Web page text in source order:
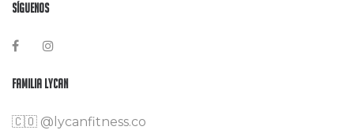
Síguenos
Familia Lycan
🇨🇴 @lycanfitness.co